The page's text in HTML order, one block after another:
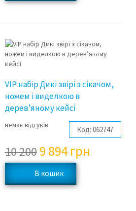
3%
VIP набір Дикі звірі з сікачом,
ножем і виделкою в
дерев’яному кейсі
немає відгуків Код: 062747
10 2009 894 грн